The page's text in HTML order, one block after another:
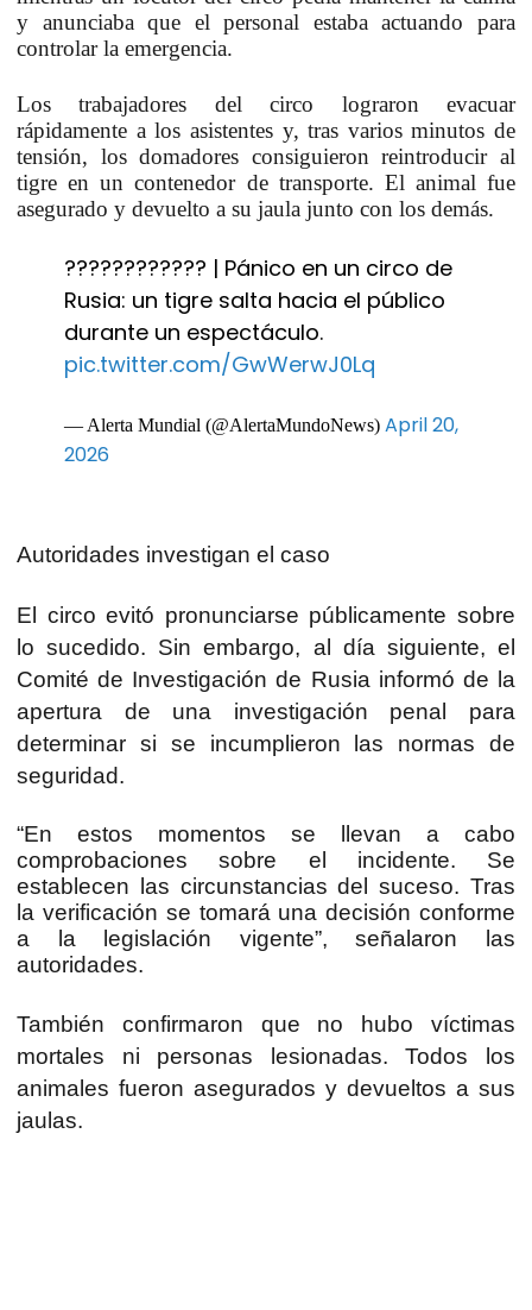
y anunciaba que el personal estaba actuando para
controlar la emergencia.
Los trabajadores del circo lograron evacuar
rápidamente a los asistentes y, tras varios minutos de
tensión, los domadores consiguieron reintroducir al
tigre en un contenedor de transporte. El animal fue
asegurado y devuelto a su jaula junto con los demás.
???????????? | Pánico en un circo de
Rusia: un tigre salta hacia el público
durante un espectáculo.
pic.twitter.com/GwWerwJ0Lq
— Alerta Mundial (@AlertaMundoNews) April 20,
2026
Autoridades investigan el caso
El circo evitó pronunciarse públicamente sobre
lo sucedido. Sin embargo, al día siguiente, el
Comité de Investigación de Rusia informó de la
apertura de una investigación penal para
determinar si se incumplieron las normas de
seguridad.
“En estos momentos se llevan a cabo
comprobaciones sobre el incidente. Se
establecen las circunstancias del suceso. Tras
la verificación se tomará una decisión conforme
a la legislación vigente”, señalaron las
autoridades.
También confirmaron que no hubo víctimas
mortales ni personas lesionadas. Todos los
animales fueron asegurados y devueltos a sus
jaulas.